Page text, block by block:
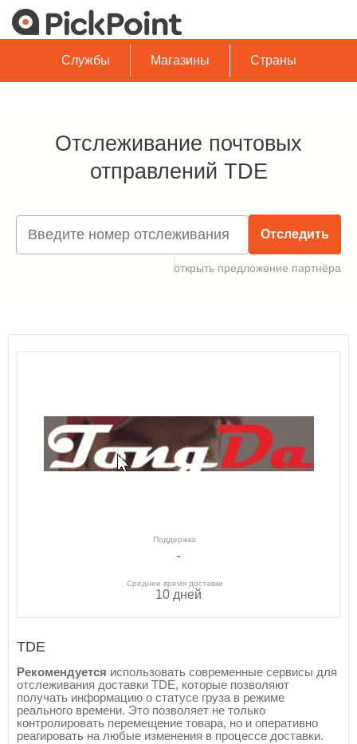
Службы Магазины Страны
Отслеживание почтовых
отправлений TDE
Отследить
открыть предложение партнёра
Поддержка
-
Среднее время доставки
10 дней
TDE
Рекомендуется использовать современные сервисы для
отслеживания доставки TDE, которые позволяют
получать информацию о статусе груза в режиме
реального времени. Это позволяет не только
контролировать перемещение товара, но и оперативно
реагировать на любые изменения в процессе доставки.